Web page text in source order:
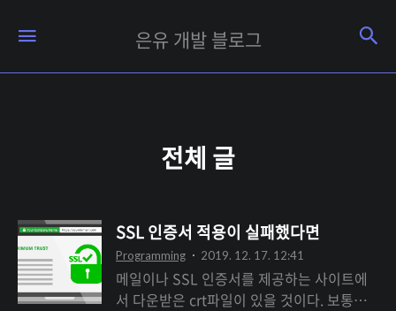
유
개
블
로
은유 개발 블로그
전체 글
SSL 인증서 적용이 실패했다면
Programming 2019. 12. 17. 12:41
메일이나 SSL 인증서를 제공하는 사이트에
서 다운받은 crt파일이 있을 것이다. 보통은 2